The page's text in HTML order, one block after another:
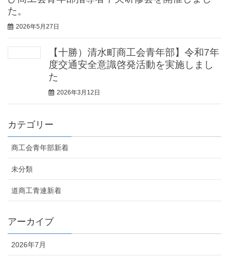
た。
2026年5月27日
【十勝）清水町商工会青年部】令和7年
度交通安全意識啓発活動を実施しまし
た
2026年3月12日
カテゴリー
商工会青年部新着
未分類
道商工青連新着
アーカイブ
2026年7月